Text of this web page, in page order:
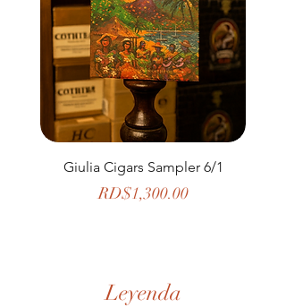
Giulia Cigars Sampler 6/1
Price
RD$1,300.00
Leyenda